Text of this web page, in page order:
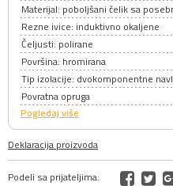
Materijal: poboljšani čelik sa
Rezne ivice: induktivno okaljene
Čeljusti: polirane
Površina: hromirana
Tip izolacije: dvokomponentne
Povratna opruga
Pogledaj više
Deklaracija proizvoda
Podeli sa prijateljima: